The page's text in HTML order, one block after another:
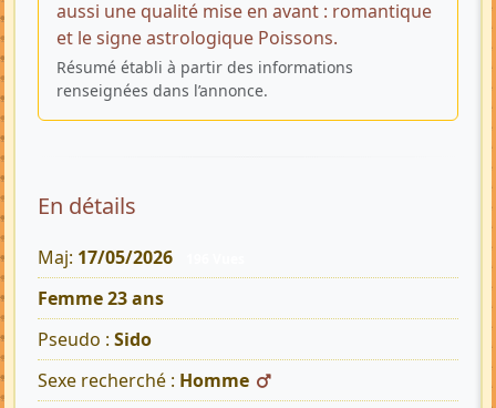
aussi une qualité mise en avant : romantique
et le signe astrologique Poissons.
Résumé établi à partir des informations
renseignées dans l’annonce.
En détails
Maj: 17/05/2026
Femme 23 ans
Pseudo : Sido
Sexe recherché : Homme